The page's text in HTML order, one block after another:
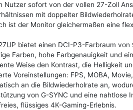
Nutzer sofort von der vollen 27-Zoll
mit doppelter
ist der Monitor gleichermaßen eine
bietet einen DCI-P3-Farbraum
Farben, hohe Farbgenauigkeit und
Weise den Kontrast, die Helligkeit
Voreinstellungen: FPS, MOBA,
an die Bildwiederholrate an,
von G-SYNC und eine nahtlose
flüssiges 4K-Gaming-Erlebnis.